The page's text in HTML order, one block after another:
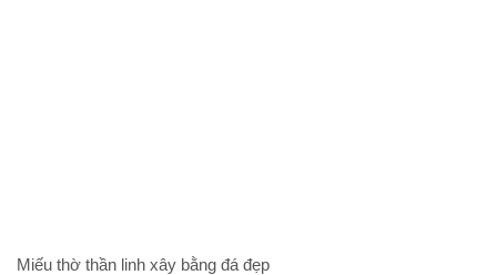
Miếu thờ thần linh xây bằng đá đẹp